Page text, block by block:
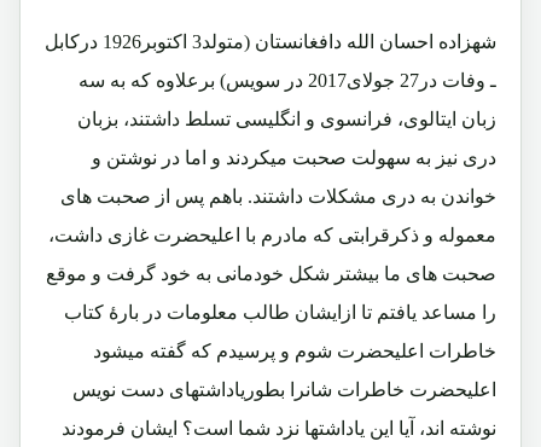
شهزاده احسان الله دافغانستان (متولد3 اکتوبر1926 درکابل
ـ وفات در27 جولای2017 در سویس) برعلاوه که به سه
زبان ایتالوی، فرانسوی و انگلیسی تسلط داشتند، بزبان
دری نیز به سهولت صحبت میکردند و اما در نوشتن و
خواندن به دری مشکلات داشتند. باهم پس از صحبت های
معموله و ذکرقرابتی که مادرم با اعلیحضرت غازی داشت،
صحبت های ما بیشتر شکل خودمانی به خود گرفت و موقع
را مساعد یافتم تا ازایشان طالب معلومات در بارۀ کتاب
خاطرات اعلیحضرت شوم و پرسیدم که گفته میشود
اعلیحضرت خاطرات شانرا بطوریاداشتهای دست نویس
نوشته اند، آیا این یاداشتها نزد شما است؟ ایشان فرمودند